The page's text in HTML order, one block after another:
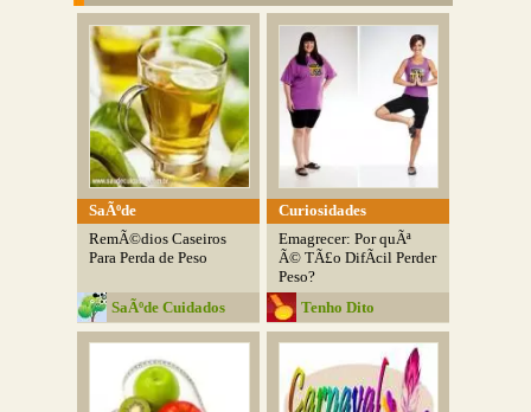
SaÃºde
RemÃ©dios Caseiros
Para Perda de Peso
SaÃºde Cuidados
Curiosidades
Emagrecer: Por quÃª
Ã© TÃ£o DifÃ­cil Perder
Peso?
Tenho Dito